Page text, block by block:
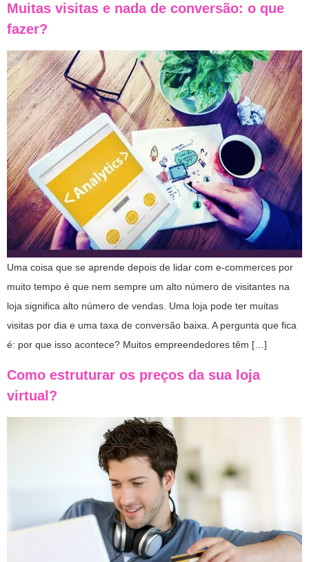
Muitas visitas e nada de conversão: o que
fazer?
Uma coisa que se aprende depois de lidar com e-commerces por
muito tempo é que nem sempre um alto número de visitantes na
loja significa alto número de vendas. Uma loja pode ter muitas
visitas por dia e uma taxa de conversão baixa. A pergunta que fica
é: por que isso acontece? Muitos empreendedores têm […]
Como estruturar os preços da sua loja
virtual?